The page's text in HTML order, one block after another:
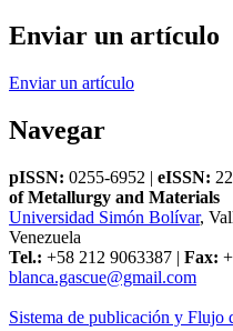
Enviar un artículo
Enviar un artículo
Navegar
pISSN: 0255-6952 | eISSN:
of Metallurgy and Materials
Universidad Simón Bolívar,
Venezuela
Tel.: +58 212 9063387 | Fax:
blanca.gascue@gmail.com
Sistema de publicación y